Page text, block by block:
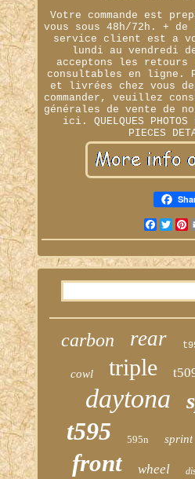
Votre commande est
vous sous 48h/72h. + de
service client est a
lundi au vendredi
acceptons les retours
consultables en ligne.
et livrées chez vous
commander, veuillez
générales de vente de
ici. QUELQUES PHOTOS
PIECES
carbon rear
cowl triple
daytona
t595 595n sprint
front wheel